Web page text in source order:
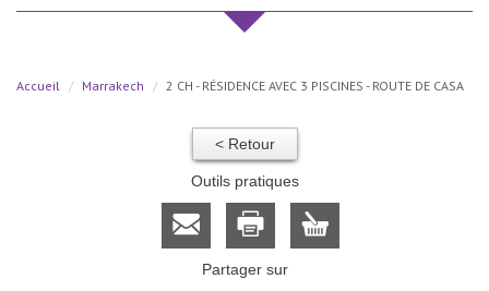
Accueil Marrakech 2 CH - RÉSIDENCE AVEC 3 PISCINES - ROUTE DE CASA
< Retour
Outils pratiques
Partager sur